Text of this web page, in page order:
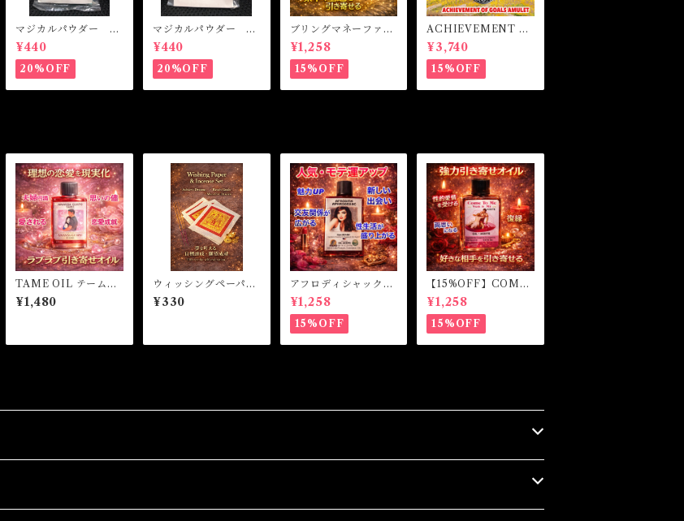
マジカルパウダー ラ
ブ&マネー Magical
Powder LOVE&MO
NEY
¥440
20%OFF
マジカルパウダー マ
ネードローイング M
agical Powder MO
NEY DRAWING
¥440
20%OFF
ブリングマネーファス
ト マジカルオイル・
魔女オイル BRING
MONEY FAST Magi
cal Oil
¥1,258
15%OFF
ACHIEVEMENT O
F GOALS AMULET
-あなたを目標達成へ
と導くアミュレット-
¥3,740
15%OFF
TAME OIL テームオ
イル -理想の恋愛を
引き寄せる-
¥1,480
ウィッシングペーパー
インセンスセット
¥330
アフロディシャック
マジカルオイル・魔女
オイル APHRODISI
AC Magical Oil
¥1,258
15%OFF
【15%OFF】COME
TO ME OIL カムトゥ
ーミーオイル 白魔術
オイル
¥1,258
15%OFF